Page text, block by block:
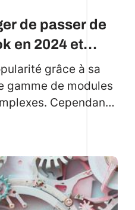
de passer de
en 2024 et
transition
grâce à sa
gamme de modules
Cependant,
Storyblok, qui
simples et plus